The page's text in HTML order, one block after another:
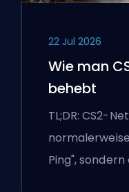
22 Jul 2026
Wie man
behebt
TL;DR: CS2-
Ping",